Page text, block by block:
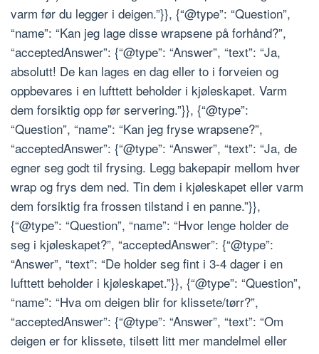
varm før du legger i deigen.”}}, {“@type”: “Question”,
“name”: “Kan jeg lage disse wrapsene på forhånd?”,
“acceptedAnswer”: {“@type”: “Answer”, “text”: “Ja,
absolutt! De kan lages en dag eller to i forveien og
oppbevares i en lufttett beholder i kjøleskapet. Varm
dem forsiktig opp før servering.”}}, {“@type”:
“Question”, “name”: “Kan jeg fryse wrapsene?”,
“acceptedAnswer”: {“@type”: “Answer”, “text”: “Ja, de
egner seg godt til frysing. Legg bakepapir mellom hver
wrap og frys dem ned. Tin dem i kjøleskapet eller varm
dem forsiktig fra frossen tilstand i en panne.”}},
{“@type”: “Question”, “name”: “Hvor lenge holder de
seg i kjøleskapet?”, “acceptedAnswer”: {“@type”:
“Answer”, “text”: “De holder seg fint i 3-4 dager i en
lufttett beholder i kjøleskapet.”}}, {“@type”: “Question”,
“name”: “Hva om deigen blir for klissete/tørr?”,
“acceptedAnswer”: {“@type”: “Answer”, “text”: “Om
deigen er for klissete, tilsett litt mer mandelmel eller